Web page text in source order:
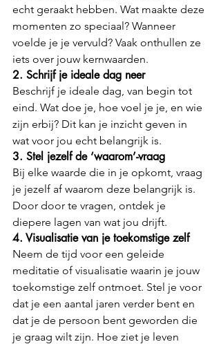
echt geraakt hebben. Wat maakte deze
momenten zo speciaal? Wanneer
voelde je je vervuld? Vaak onthullen ze
iets over jouw kernwaarden.
2. Schrijf je ideale dag neer
Beschrijf je ideale dag, van begin tot
eind. Wat doe je, hoe voel je je, en wie
zijn erbij? Dit kan je inzicht geven in
wat voor jou echt belangrijk is.
3. Stel jezelf de ‘waarom’-vraag
Bij elke waarde die in je opkomt, vraag
je jezelf af waarom deze belangrijk is.
Door door te vragen, ontdek je
diepere lagen van wat jou drijft.
4. Visualisatie van je toekomstige zelf
Neem de tijd voor een geleide
meditatie of visualisatie waarin je jouw
toekomstige zelf ontmoet. Stel je voor
dat je een aantal jaren verder bent en
dat je de persoon bent geworden die
je graag wilt zijn. Hoe ziet je leven